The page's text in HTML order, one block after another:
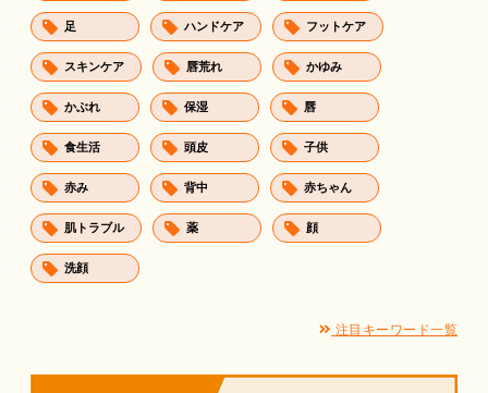
足 ハンドケア フットケア
スキンケア 唇荒れ かゆみ
かぶれ 保湿 唇
食生活 頭皮 子供
赤み 背中 赤ちゃん
肌トラブル 薬 顔
洗顔
注目キーワード一覧